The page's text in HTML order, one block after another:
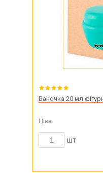
Баночка 20 мл
Ціна
шт